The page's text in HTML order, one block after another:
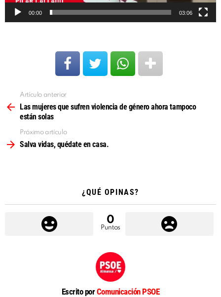
o
e
00:00 03:06
más
Artículo anterior
Las mujeres que sufren violencia de género ahora tampoco
están solas
Próximo artículo
Salva vidas, quédate en casa.
¿QUÉ OPINAS?
0
Puntos
Escrito porComunicación PSOE